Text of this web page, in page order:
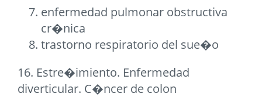
enfermedad pulmonar obstructiva
cr�nica
trastorno respiratorio del sue�o
16. Estre�imiento. Enfermedad
diverticular. C�ncer de colon